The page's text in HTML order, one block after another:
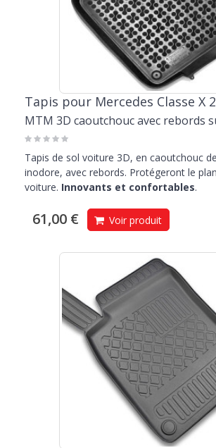
Tapis pour Mercedes Classe X
MTM 3D caoutchouc avec rebords
Tapis de sol voiture 3D, en caoutchouc
inodore, avec rebords. Protégeront le
voiture. Innovants et confortables.
61,00 € Voir produit